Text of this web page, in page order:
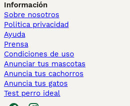
Información
Sobre nosotros
Politica privacidad
Ayuda
Prensa
Condiciones de uso
Anunciar tus mascotas
Anuncia tus cachorros
Anuncia tus gatos
Test perro ideal